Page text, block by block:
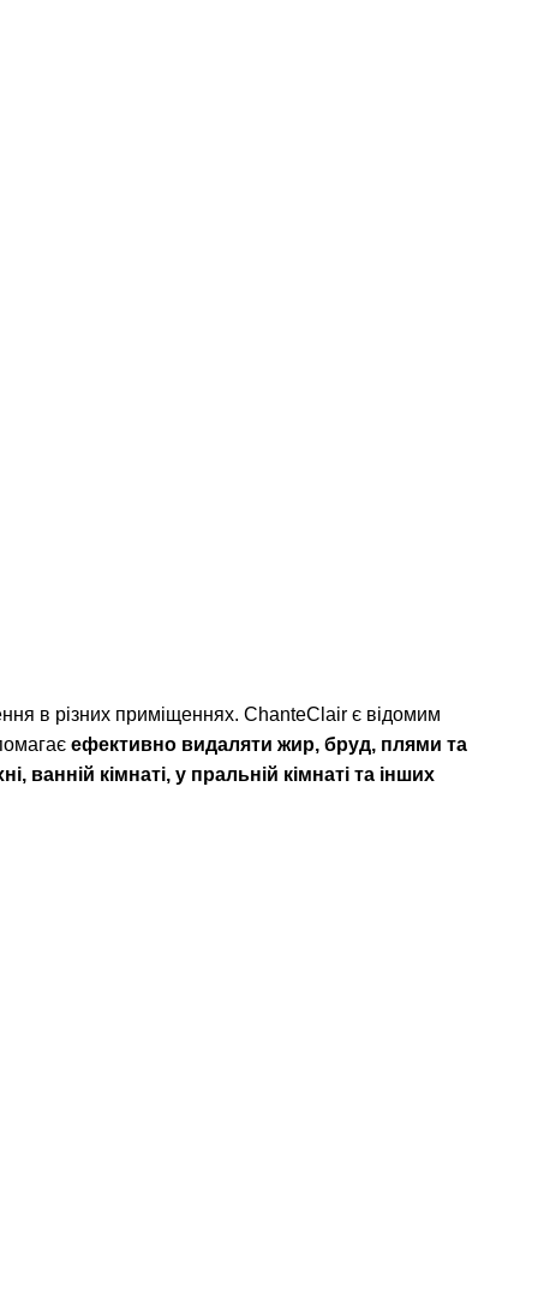
в різних приміщеннях. ChanteClair є відомим
ефективно видаляти жир, бруд, плями та
ванній кімнаті, у пральній кімнаті та інших